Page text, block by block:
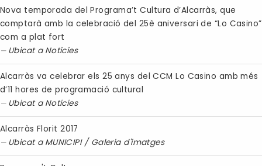
Nova temporada del Programa’t Cultura d’Alcarràs, que
comptarà amb la celebració del 25è aniversari de “Lo Casino”
com a plat fort
Ubicat a Noticies
Alcarràs va celebrar els 25 anys del CCM Lo Casino amb més
d’11 hores de programació cultural
Ubicat a Noticies
Alcarràs Florit 2017
Ubicat a MUNICIPI / Galeria d'imatges